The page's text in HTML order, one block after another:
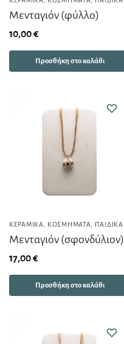
Μενταγιόν (φύλλο)
10,00€
Προσθήκη στο καλάθι
ΚΕΡΑΜΙΚΆ ΚΟΣΜΉΜΑΤΑ ΠΑΙΔΙΚΆ
Μενταγιόν (σφονδύλιον)
17,00€
Προσθήκη στο καλάθι